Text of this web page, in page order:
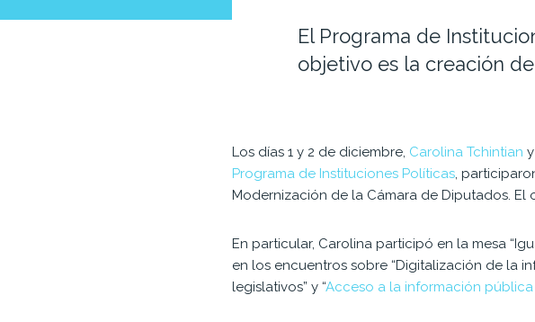
El Programa de
objetivo es la creación
Los días 1 y 2 de diciembre, Carolina Tchintian y
Programa de Instituciones Políticas,
Modernización de la Cámara de Diputados. El
En particular, Carolina participó en la mesa
en los encuentros sobre “Digitalización de la
legislativos” y “Acceso a la información pública